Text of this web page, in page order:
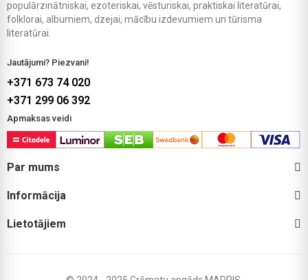
populārzinātniskai, ezoteriskai, vēsturiskai, praktiskai literatūrai,
folklorai, albumiem, dzejai, mācību izdevumiem un tūrisma
literatūrai.
Jautājumi? Piezvani!
+371 673 74 020
+371 299 06 392
Apmaksas veidi
Par mums
Informācija
Lietotājiem